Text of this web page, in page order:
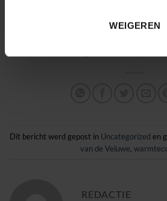
WEIGEREN
Dit bericht werd gepost in Uncategorized en
van de Veluwe,
REDACTIE